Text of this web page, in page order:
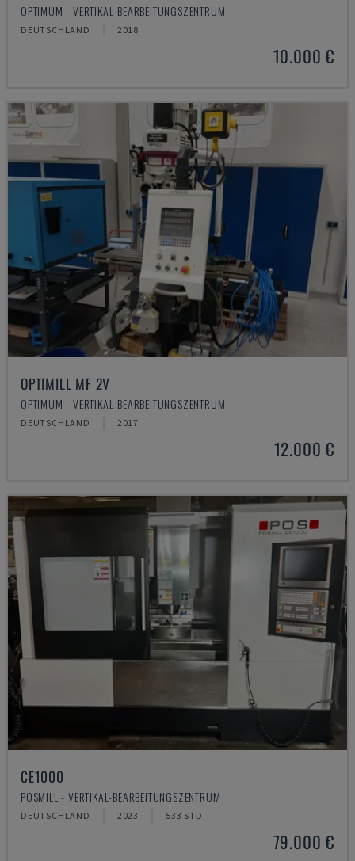
OPTIMUM - VERTIKAL-BEARBEITUNGSZENTRUM
DEUTSCHLAND 2018
10.000 €
OPTIMILL MF 2V
OPTIMUM - VERTIKAL-BEARBEITUNGSZENTRUM
DEUTSCHLAND 2017
12.000 €
CE1000
POSMILL - VERTIKAL-BEARBEITUNGSZENTRUM
DEUTSCHLAND 2023 533 STD
79.000 €